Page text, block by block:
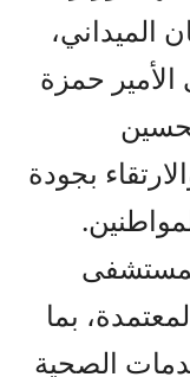
الميداني،
حمزة
بجودة
بما
الصحية